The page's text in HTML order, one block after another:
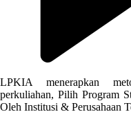
LPKIA menerapkan
perkuliahan, Pilih Program
Oleh Institusi & Perusahaan